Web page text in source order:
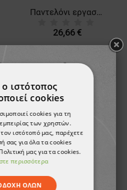
Παντελόνι εργασίας PAYPER WORKER DARK GREY
26,66 €
ιστότοπος
cookies
cookies για τη
των χρηστών.
ιστότοπό μας, παρέχετε
σας για όλα τα cookies
μας για τα cookies.
περισσότερα
ΌΛΩΝ